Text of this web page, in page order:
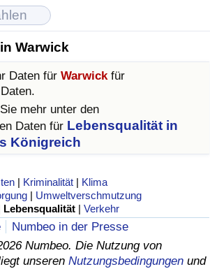
Warwick
Daten für Warwick für
mehr unter den
Daten für Lebensqualität in
Königreich
| Kriminalität | Klima
| Umweltverschmutzung
Lebensqualität |Verkehr
Numbeo in der Presse
Numbeo. Die Nutzung von
unseren Nutzungsbedingungen und
Index (aktuell)
Index
(aktuell)
(aktuell)
(aktuell)